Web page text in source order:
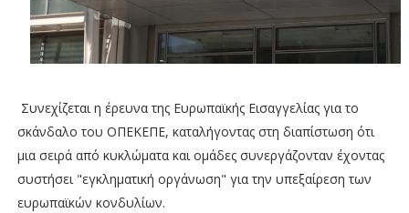
Συνεχίζεται η έρευνα της Ευρωπαϊκής Εισαγγελίας για το
σκάνδαλο του ΟΠΕΚΕΠΕ, καταλήγοντας στη διαπίστωση ότι
μια σειρά από κυκλώματα και ομάδες συνεργάζονταν έχοντας
συστήσει "εγκληματική οργάνωση" για την υπεξαίρεση των
ευρωπαϊκών κονδυλίων.